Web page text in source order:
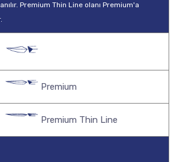
Premium Thin Line olanı Premium'a
Premium
Premium Thin Line